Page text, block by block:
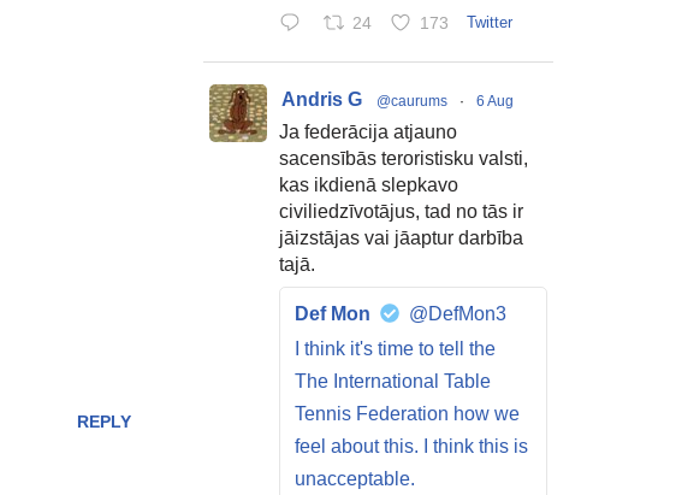
REPLY
24 173 Twitter
Andris G @caurums · 6 Aug
Ja federācija atjauno
sacensībās teroristisku valsti,
kas ikdienā slepkavo
civiliedzīvotājus, tad no tās ir
jāizstājas vai jāaptur darbība
tajā.
Def Mon
@DefMon3
I think it's time to tell the
The International Table
Tennis Federation how we
feel about this. I think this is
unacceptable.